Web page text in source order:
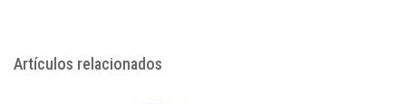
Artículos relacionados